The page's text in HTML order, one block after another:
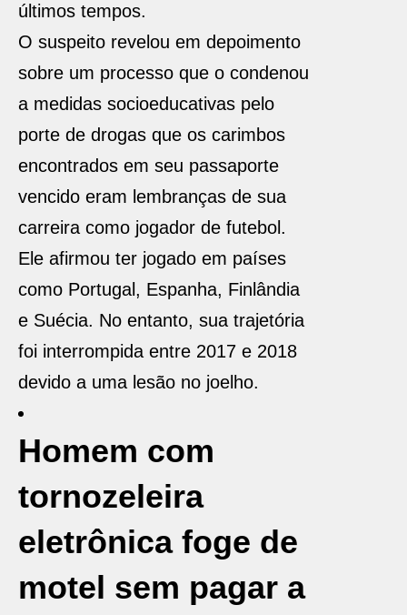
últimos tempos.
O suspeito revelou em depoimento
sobre um processo que o condenou
a medidas socioeducativas pelo
porte de drogas que os carimbos
encontrados em seu passaporte
vencido eram lembranças de sua
carreira como jogador de futebol.
Ele afirmou ter jogado em países
como Portugal, Espanha, Finlândia
e Suécia. No entanto, sua trajetória
foi interrompida entre 2017 e 2018
devido a uma lesão no joelho.
Homem com
tornozeleira
eletrônica foge de
motel sem pagar a